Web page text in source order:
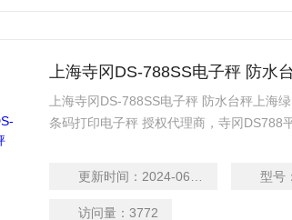
上海寺冈DS-788SS电子秤 防水
上海寺冈DS-788SS电子秤 防水台秤上海
条码打印电子秤 授权代理商，寺冈DS788
更新时间： 2024-06-13 型号：
访问量：3772